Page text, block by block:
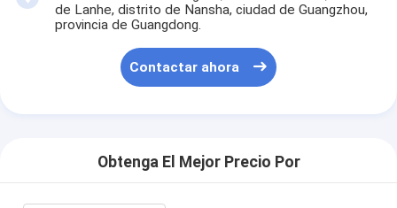
de Lanhe, distrito de Nansha, ciudad de Guangzhou,
provincia de Guangdong.
Contactar ahora
Obtenga El Mejor Precio Por